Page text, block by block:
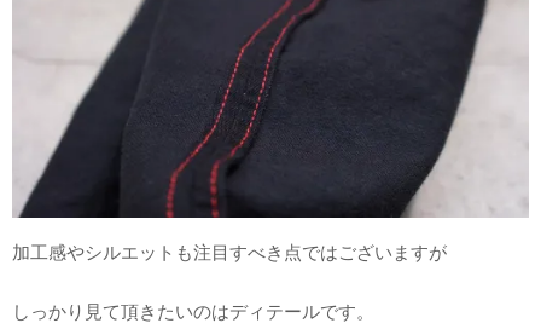
加工感やシルエットも注目すべき点ではございますが
しっかり見て頂きたいのはディテールです。